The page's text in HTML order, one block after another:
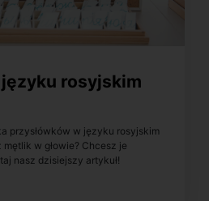
rosyjskim
przysłówków w języku rosyjskim
w głowie? Chcesz je
nasz dzisiejszy artykuł!